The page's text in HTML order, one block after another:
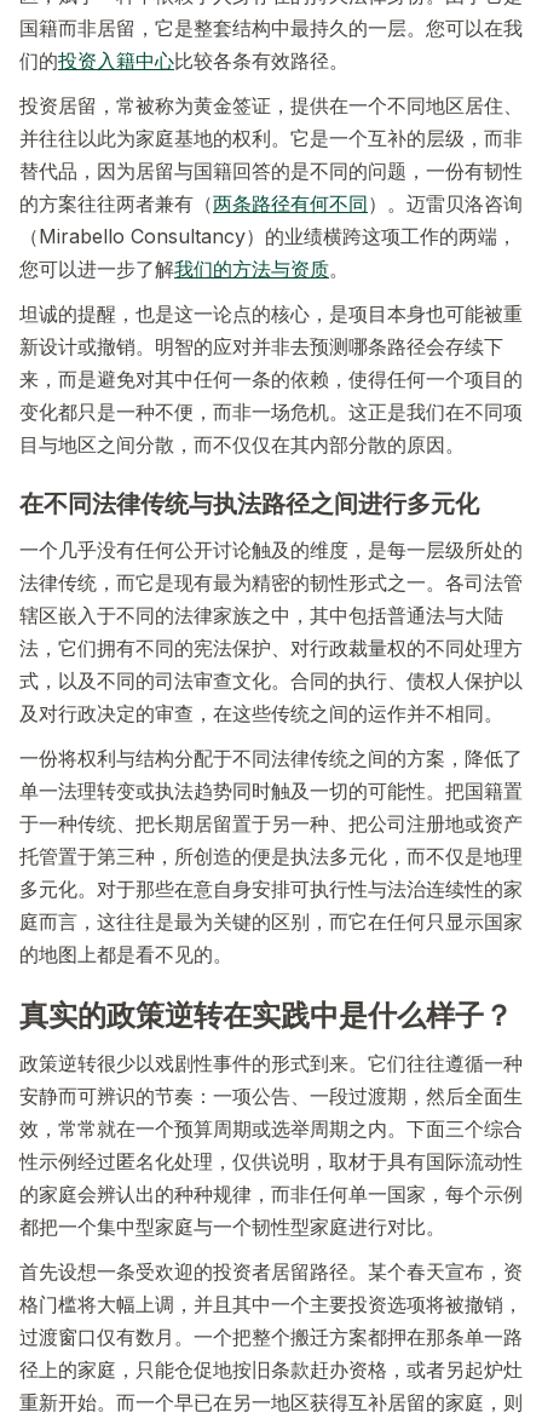
国籍而非居留，它是整套结构中最持久的一层。您可以在我
们的投资入籍中心比较各条有效路径。
投资居留，常被称为黄金签证，提供在一个不同地区居住、
并往往以此为家庭基地的权利。它是一个互补的层级，而非
替代品，因为居留与国籍回答的是不同的问题，一份有韧性
的方案往往两者兼有（两条路径有何不同）。迈雷贝洛咨询
（Mirabello Consultancy）的业绩横跨这项工作的两端，
您可以进一步了解我们的方法与资质。
坦诚的提醒，也是这一论点的核心，是项目本身也可能被重
新设计或撤销。明智的应对并非去预测哪条路径会存续下
来，而是避免对其中任何一条的依赖，使得任何一个项目的
变化都只是一种不便，而非一场危机。这正是我们在不同项
目与地区之间分散，而不仅仅在其内部分散的原因。
在不同法律传统与执法路径之间进行多元化
一个几乎没有任何公开讨论触及的维度，是每一层级所处的
法律传统，而它是现有最为精密的韧性形式之一。各司法管
辖区嵌入于不同的法律家族之中，其中包括普通法与大陆
法，它们拥有不同的宪法保护、对行政裁量权的不同处理方
式，以及不同的司法审查文化。合同的执行、债权人保护以
及对行政决定的审查，在这些传统之间的运作并不相同。
一份将权利与结构分配于不同法律传统之间的方案，降低了
单一法理转变或执法趋势同时触及一切的可能性。把国籍置
于一种传统、把长期居留置于另一种、把公司注册地或资产
托管置于第三种，所创造的便是执法多元化，而不仅是地理
多元化。对于那些在意自身安排可执行性与法治连续性的家
庭而言，这往往是最为关键的区别，而它在任何只显示国家
的地图上都是看不见的。
真实的政策逆转在实践中是什么样子？
政策逆转很少以戏剧性事件的形式到来。它们往往遵循一种
安静而可辨识的节奏：一项公告、一段过渡期，然后全面生
效，常常就在一个预算周期或选举周期之内。下面三个综合
性示例经过匿名化处理，仅供说明，取材于具有国际流动性
的家庭会辨认出的种种规律，而非任何单一国家，每个示例
都把一个集中型家庭与一个韧性型家庭进行对比。
首先设想一条受欢迎的投资者居留路径。某个春天宣布，资
格门槛将大幅上调，并且其中一个主要投资选项将被撤销，
过渡窗口仅有数月。一个把整个搬迁方案都押在那条单一路
径上的家庭，只能仓促地按旧条款赶办资格，或者另起炉灶
重新开始。而一个早已在另一地区获得互补居留的家庭，则